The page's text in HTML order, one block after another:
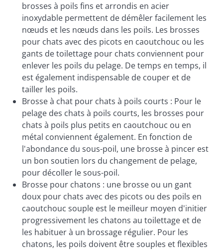
brosses à poils fins et arrondis en acier
inoxydable permettent de démêler facilement les
nœuds et les nœuds dans les poils. Les brosses
pour chats avec des picots en caoutchouc ou les
gants de toilettage pour chats conviennent pour
enlever les poils du pelage. De temps en temps, il
est également indispensable de couper et de
tailler les poils.
Brosse à chat pour chats à poils courts : Pour le
pelage des chats à poils courts, les brosses pour
chats à poils plus petits en caoutchouc ou en
métal conviennent également. En fonction de
l'abondance du sous-poil, une brosse à pincer est
un bon soutien lors du changement de pelage,
pour décoller le sous-poil.
Brosse pour chatons : une brosse ou un gant
doux pour chats avec des picots ou des poils en
caoutchouc souple est le meilleur moyen d'initier
progressivement les chatons au toilettage et de
les habituer à un brossage régulier. Pour les
chatons, les poils doivent être souples et flexibles